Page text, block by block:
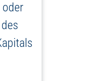
oder